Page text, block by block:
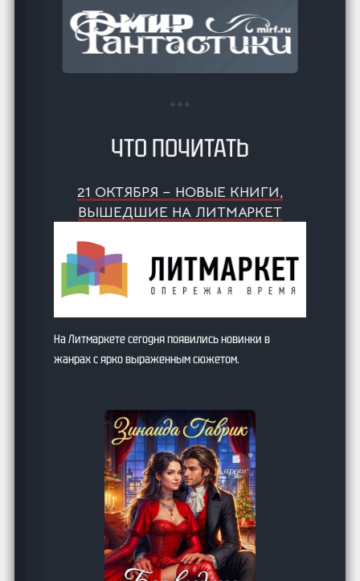
ЧТО ПОЧИТАТЬ
21 ОКТЯБРЯ – НОВЫЕ КНИГИ,
ВЫШЕДШИЕ НА ЛИТМАРКЕТ
На Литмаркете сегодня появились новинки в
жанрах с ярко выраженным сюжетом.